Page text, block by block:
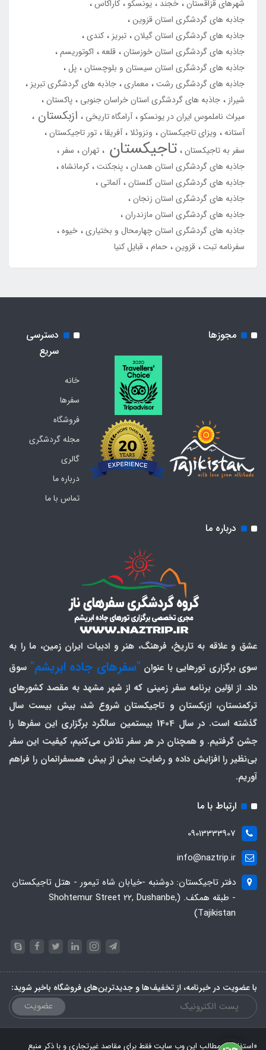
شهرهای قزاقستان خجند یونسکو کاراکاس
جاذبه های گردشگری استان قزوین
جاذبه های گردشگری استان گیلان تبریز
کندی
جاذبه های گردشگری استان خوزستان قلعه
اکوتوریسم
جاذبه های گردشگری استان سیستان و بلوچستان پل
جاذبه های گردشگری رشت معماری جاذبه های گردشگری تبریز
شیراز
جاذبه های گردشگری استان خراسان جنوبی
پاکستان
میراث ناملموس ایران در یونسکو آرامگاه تاریخی ازبکستان
آستانه ویزای تاجیکستان ونزوئلا آفریقا تور تاجیکستان
سفر به تاجیکستان تاجیکستان تهران
سفر
جاذبه های گردشگری استان همدان پنجکنت کرمانشاه
جاذبه های گردشگری استان گلستان آلماتی
جاذبه های گردشگری استان زنجان
جاذبه های گردشگری استان مازندران
جاذبه های گردشگری استان چهارمحال و بختیاری خیوه
سفرنامه تبت قزوین حمام قبایل کنیا
مجوزها
دسترسی
سریع
خانه
سفرها
فروشگاه
مجله گردشگری
گالری
درباره ما
تماس با ما
درباره ما
عشق و علاقه به تاریخ، فرهنگ، هنر و ادبیات ایران زمین، ما را به
سوی برگزاری تورهایی با عنوان "سفرهای جاده ابریشم" سوق
داد. از اوّلین برنامه سفر زمینی که از شهر مشهد به مقصد کشورهای
ترکمنستان، ازبکستان و تاجیکستان شروع شد، بیش بیست سال
گذشته است. در سال 1404 بیستمین سالگرد برگزاری این سفرها را
جشن گرفتیم. و همچنان در هر سفر تلاش می‌کنیم، کیفیت این سفر
بی‌نظیر را افزایش داده و رضایت بیش از بیش همسفرانمان را فراهم
آوریم.
ارتباط با ما
09013333907
info@naztrip.ir
دفتر تاجیکستان: دوشنبه -خیابان شاه تیمور - هتل تاجیکستان
- طبقه همکف. (Shohtemur Street 22, Dushanbe,
Tajikistan)
با عضویت در خبرنامه، از تخفیف‌ها و جدیدترین‌های فروشگاه باخبر شوید:
عضویت
«استفاده از مطالب این وب سایت فقط برای مقاصد غیرتجاری و با ذکر منبع